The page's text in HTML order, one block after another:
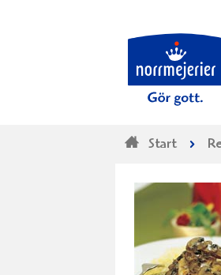
Start